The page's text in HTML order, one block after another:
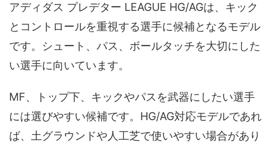
アディダス プレデター LEAGUE HG/AGは、キック
とコントロールを重視する選手に候補となるモデル
です。シュート、パス、ボールタッチを大切にした
い選手に向いています。
MF、トップ下、キックやパスを武器にしたい選手
には選びやすい候補です。HG/AG対応モデルであれ
ば、土グラウンドや人工芝で使いやすい場合があり